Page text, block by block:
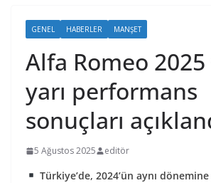
GENEL HABERLER MANŞET
Alfa Romeo 2025
yarı performans
sonuçları
5 Ağustos 2025 editör
Türkiye’de, 2024’ün aynı